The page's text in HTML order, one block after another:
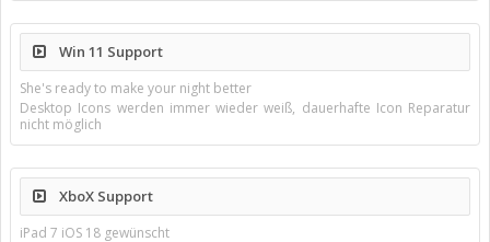
Win 11 Support
She's ready to make your night better
Desktop Icons werden immer wieder weiß, dauerhafte Icon Reparatur
nicht möglich
XboX Support
iPad 7 iOS 18 gewünscht